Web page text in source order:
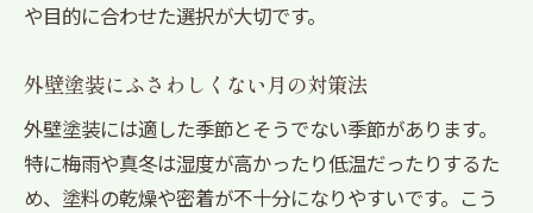
や目的に合わせた選択が大切です。
外壁塗装にふさわしくない月の対策法
外壁塗装には適した季節とそうでない季節があります。
特に梅雨や真冬は湿度が高かったり低温だったりするた
め、塗料の乾燥や密着が不十分になりやすいです。こう